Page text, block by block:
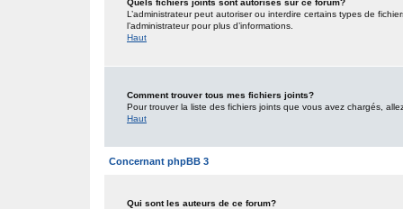
Quels fichiers joints sont autorisés sur ce forum?
L’administrateur peut autoriser ou interdire certains types de
l’administrateur pour plus d’informations.
Haut
Comment trouver tous mes fichiers joints?
Pour trouver la liste des fichiers joints que vous avez chargés,
Haut
Concernant phpBB 3
Qui sont les auteurs de ce forum?